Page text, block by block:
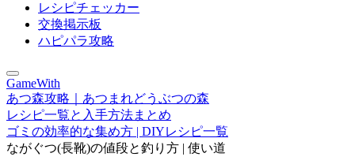
レシピチェッカー
交換掲示板
ハピパラ攻略
GameWith
あつ森攻略｜あつまれどうぶつの森
レシピ一覧と入手方法まとめ
ゴミの効率的な集め方 | DIYレシピ一覧
ながぐつ(長靴)の値段と釣り方 | 使い道